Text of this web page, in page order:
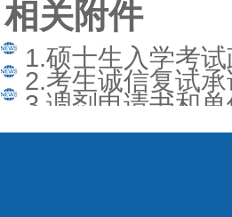
相关附件
1.硕士生入学考
2.考生诚信复试
3.调剂申请书和